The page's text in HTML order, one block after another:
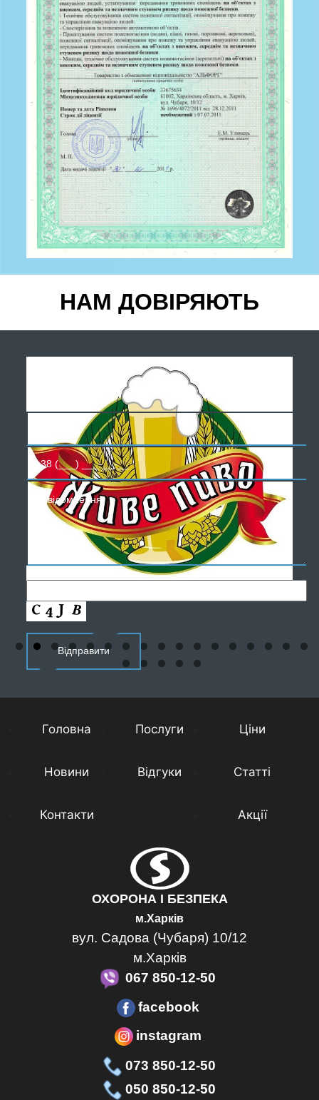
НАМ ДОВІРЯЮТЬ
БЕЗКОШТОВНА
КОНСУЛЬТАЦІЯ
Головна Послуги Ціни
Новини Відгуки Статті
Контакти Акції
ОХОРОНА І БЕЗПЕКА
м.Харків
вул. Садова (Чубаря) 10/12
м.Харків
067 850-12-50
facebook
instagram
073 850-12-50
050 850-12-50